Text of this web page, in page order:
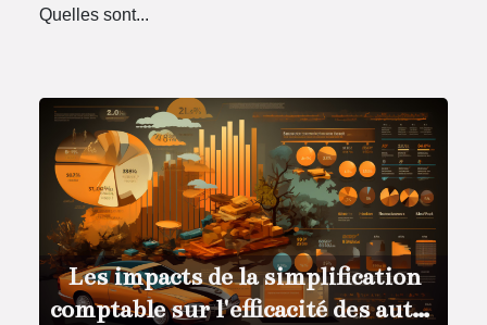
Quelles sont...
Les impacts de la simplification
comptable sur l'efficacité des auto-